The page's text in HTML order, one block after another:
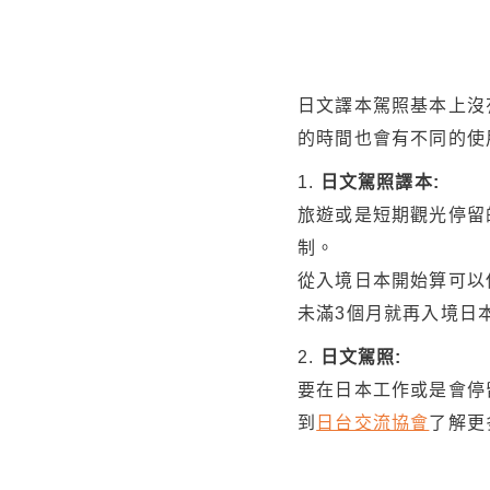
日文譯本駕照基本上
的時間也會有不同的
1.
日文駕照譯本:
旅遊或是短期觀光停
制。
從入境日本開始算可
未滿3個月就再入境日
2.
日文駕照:
要在日本工作或是會
到 日台交流協會了解